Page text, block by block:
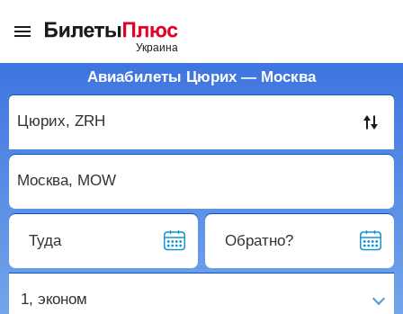
Авиабилеты Цюрих — Москва
Туда Обратно?
1, эконом